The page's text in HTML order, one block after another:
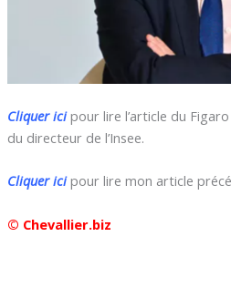
Cliquer ici pour lire l’article du
du directeur de l’Insee.
Cliquer ici pour lire mon article
© Chevallier.biz